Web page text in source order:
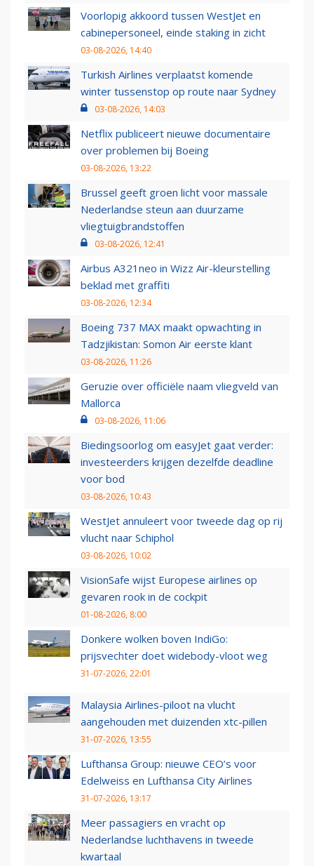
Voorlopig akkoord tussen WestJet en
cabinepersoneel, einde staking in zicht
03-08-2026, 14:40
Turkish Airlines verplaatst komende
winter tussenstop op route naar Sydney
03-08-2026, 14:03
Netflix publiceert nieuwe documentaire
over problemen bij Boeing
03-08-2026, 13:22
Brussel geeft groen licht voor massale
Nederlandse steun aan duurzame
vliegtuigbrandstoffen
03-08-2026, 12:41
Airbus A321neo in Wizz Air-kleurstelling
beklad met graffiti
03-08-2026, 12:34
Boeing 737 MAX maakt opwachting in
Tadzjikistan: Somon Air eerste klant
03-08-2026, 11:26
Geruzie over officiële naam vliegveld van
Mallorca
03-08-2026, 11:06
Biedingsoorlog om easyJet gaat verder:
investeerders krijgen dezelfde deadline
voor bod
03-08-2026, 10:43
WestJet annuleert voor tweede dag op rij
vlucht naar Schiphol
03-08-2026, 10:02
VisionSafe wijst Europese airlines op
gevaren rook in de cockpit
01-08-2026, 8:00
Donkere wolken boven IndiGo:
prijsvechter doet widebody-vloot weg
31-07-2026, 22:01
Malaysia Airlines-piloot na vlucht
aangehouden met duizenden xtc-pillen
31-07-2026, 13:55
Lufthansa Group: nieuwe CEO’s voor
Edelweiss en Lufthansa City Airlines
31-07-2026, 13:17
Meer passagiers en vracht op
Nederlandse luchthavens in tweede
kwartaal